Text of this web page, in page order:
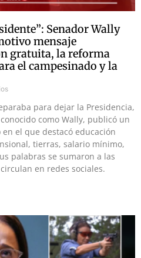
Senador Wally
mensaje
gratuita, la reforma
el campesinado y la
para dejar la Presidencia,
como Wally, publicó un
el que destacó educación
tierras, salario mínimo,
palabras se sumaron a las
en redes sociales.